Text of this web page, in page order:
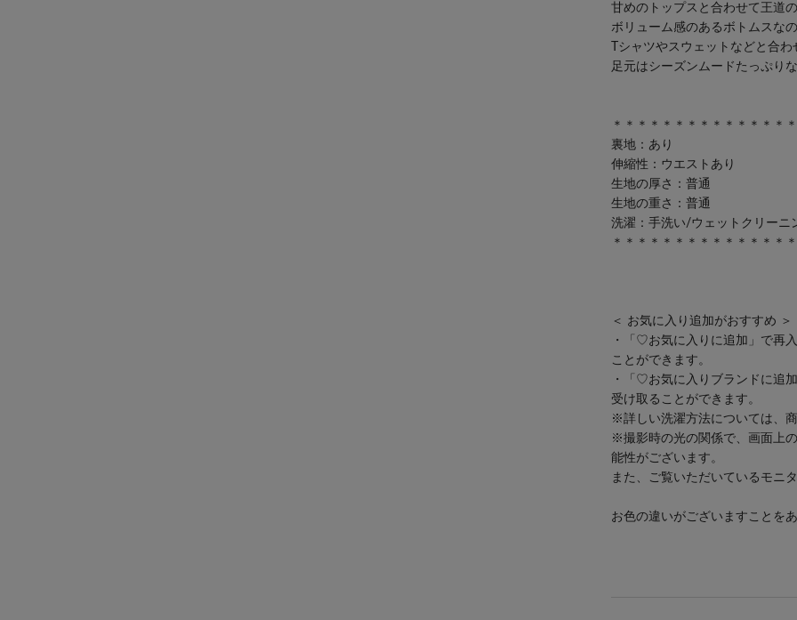
甘めのトップスと合わせて王道
ボリューム感のあるボトムスな
Tシャツやスウェットなどと合
足元はシーズンムードたっぷり
＊＊＊＊＊＊＊＊＊＊＊＊＊＊
裏地：あり
伸縮性：ウエストあり
生地の厚さ：普通
生地の重さ：普通
洗濯：手洗い/ウェットクリーニ
＊＊＊＊＊＊＊＊＊＊＊＊＊＊
＜ お気に入り追加がおす
・「♡お気に入りに追加」で再
ことができます。
・「♡お気に入りブランドに追
受け取ることができます
※詳しい洗濯方法については
※撮影時の光の関係で、画面上
能性がございます。
また、ご覧いただいているモ
お色の違いがございますこ